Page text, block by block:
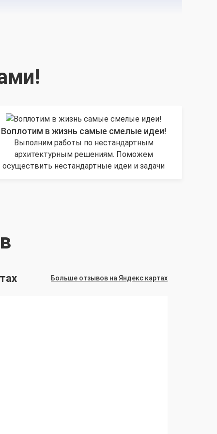
Воплотим в жизнь самые смелые идеи!
Выполним работы по нестандартным
архитектурным решениям. Поможем
осуществить нестандартные идеи и задачи
Больше отзывов на Яндекс картах